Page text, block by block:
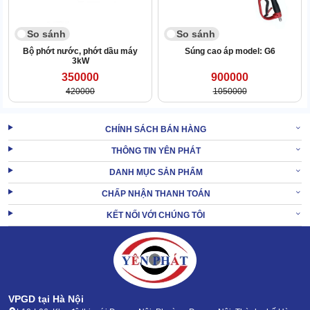
Điều này đảm bảo hoạt động bền bỉ, tránh tình trạng rách hoặc
biến dạng dưới áp lực.
Ngoài ra, việc lắp ráp phớt nước và phớt dầu cũng khá đơn giản.
Người dùng có thể tự thực hiện việc thay thế mà không cần đến sự
XEM THÊM:Khớp đồng nối nhanh cho dây
So sánh
Bộ phớt nước, phớt dầu máy
3kW
350000
420000
So sánh
Súng cao áp model: G6
900000
1050000
CHÍNH SÁCH BÁN HÀNG
THÔNG TIN YÊN PHÁT
DANH MỤC SẢN PHẨM
CHẤP NHẬN THANH TOÁN
KẾT NỐI VỚI CHÚNG TÔI
VPGD tại Hà Nội